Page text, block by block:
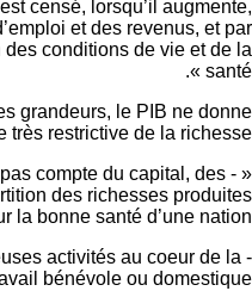
est censé, lorsqu’il
d’emploi et des revenus,
des conditions de vie et
ces grandeurs, le PIB ne
très restrictive de la
tient pas compte du capital,
des richesses
sur la bonne santé d’une
activités au coeur
travail bénévole ou